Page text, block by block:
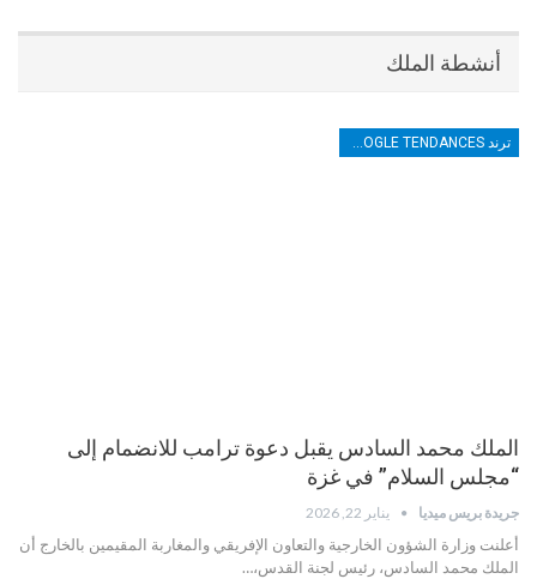
أنشطة الملك
الملك محمد السادس يقبل دعوة ترامب للانضمام إلى
“مجلس السلام” في غزة
جريدة بريس ميديا يناير 22, 2026
أعلنت وزارة الشؤون الخارجية والتعاون الإفريقي والمغاربة المقيمين بالخارج أن
الملك محمد السادس، رئيس لجنة القدس،…